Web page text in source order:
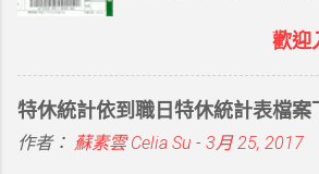
OpenAI 於 2026 年 7
建立、修改及發布網
HTML、CSS，也不用
的三聯托運單，再自
備用，當然電腦強的
建立資料再至 WORD
歡迎
特休統計依到職日特休統計表檔案
作者： 蘇素雲 Celia Su - 3月 25, 2017